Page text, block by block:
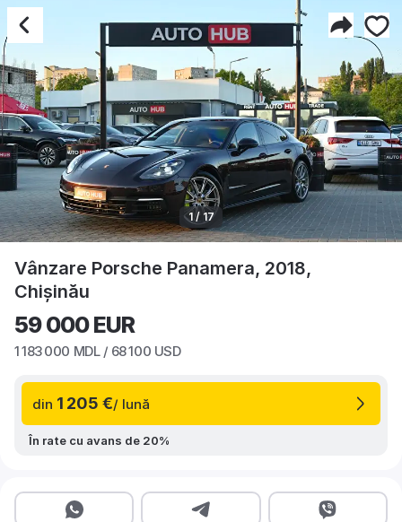
1 / 17
Vânzare Porsche Panamera, 2018,
Chișinău
59 000EUR
1 183 000 MDL / 68 100 USD
din 1 205 €/ lună
În rate cu avans de 20%